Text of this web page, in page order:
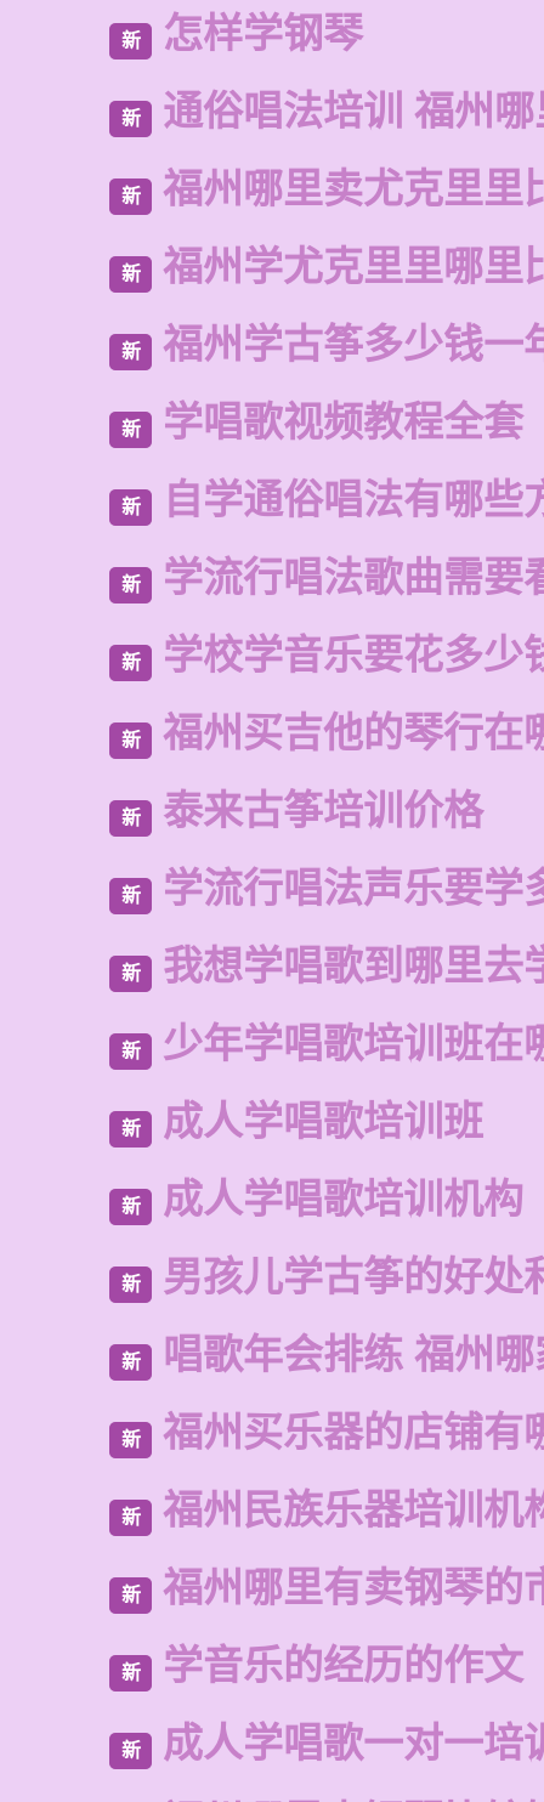
新 怎样学钢琴
新 通俗唱法培训 福州
新 福州哪里卖尤克里里
新 福州学尤克里里哪里
新 福州学古筝多少钱一
新 学唱歌视频教程全套
新 自学通俗唱法有哪些
新 学流行唱法歌曲需要
新 学校学音乐要花多少
新 福州买吉他的琴行在
新 泰来古筝培训价格
新 学流行唱法声乐要学
新 我想学唱歌到哪里去
新 少年学唱歌培训班在
新 成人学唱歌培训班
新 成人学唱歌培训机构
新 男孩儿学古筝的好处
新 唱歌年会排练 福州
新 福州买乐器的店铺有
新 福州民族乐器培训机
新 福州哪里有卖钢琴的
新 学音乐的经历的作文
新 成人学唱歌一对一培